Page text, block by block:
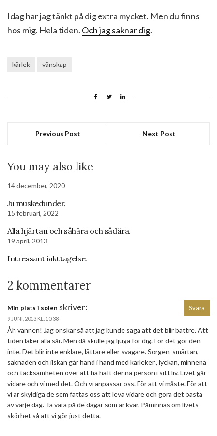
Idag har jag tänkt på dig extra mycket. Men du finns
hos mig. Hela tiden. Och jag saknar dig.
kärlek vänskap
Previous Post Next Post
You may also like
14 december, 2020
Julmuskedunder.
15 februari, 2022
Alla hjärtan och såhära och sådära.
19 april, 2013
Intressant iakttagelse.
2 kommentarer
Min plats i solen skriver:
9 JUNI, 2013 KL. 10:38
Åh vännen! Jag önskar så att jag kunde säga att det blir bättre. Att
tiden läker alla sår. Men då skulle jag ljuga för dig. För det gör den
inte. Det blir inte enklare, lättare eller svagare. Sorgen, smärtan,
saknaden och ilskan går hand i hand med kärleken, lyckan, minnena
och tacksamheten över att ha haft denna person i sitt liv. Livet går
vidare och vi med det. Och vi anpassar oss. För att vi måste. För att
vi är skyldiga de som fattas oss att leva vidare och göra det bästa
av varje dag. Ta vara på de dagar som är kvar. Påminnas om livets
skörhet så att vi gör just detta.
Svara